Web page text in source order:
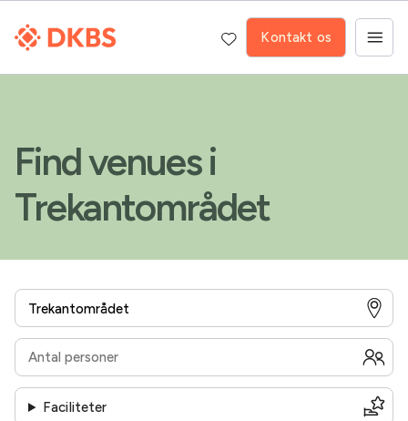
Kontakt os
Find venues i
Trekantområdet
Faciliteter